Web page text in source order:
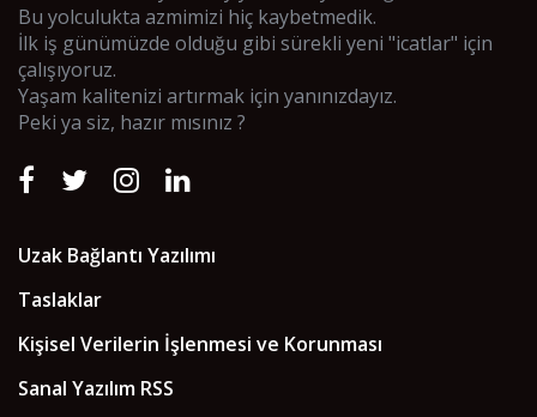
Bu yolculukta azmimizi hiç kaybetmedik.
İlk iş günümüzde olduğu gibi sürekli yeni "icatlar" için
çalışıyoruz.
Yaşam kalitenizi artırmak için yanınızdayız.
Peki ya siz, hazır mısınız ?
Uzak Bağlantı Yazılımı
Taslaklar
Kişisel Verilerin İşlenmesi ve Korunması
Sanal Yazılım RSS